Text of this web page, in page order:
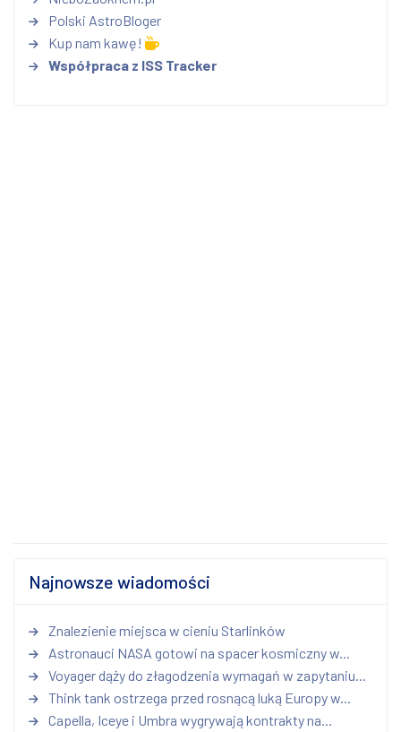
Polski AstroBloger
Kup nam kawę!
Współpraca z ISS Tracker
Najnowsze wiadomości
Znalezienie miejsca w cieniu Starlinków
Astronauci NASA gotowi na spacer kosmiczny w...
Voyager dąży do złagodzenia wymagań w zapytaniu...
Think tank ostrzega przed rosnącą luką Europy w...
Capella, Iceye i Umbra wygrywają kontrakty na...